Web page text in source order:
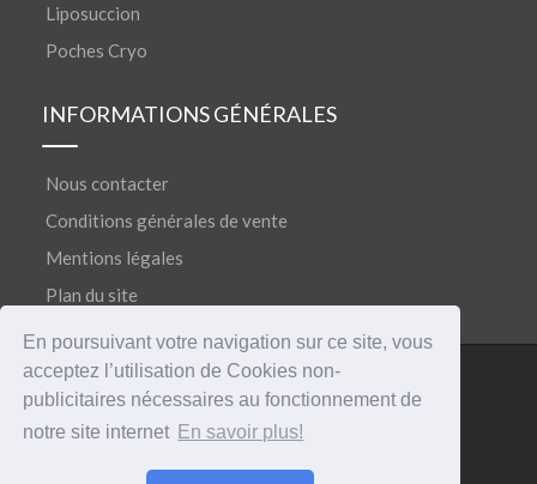
En poursuivant votre navigation sur ce site, vous
acceptez l’utilisation de Cookies non-
publicitaires nécessaires au fonctionnement de
notre site internet En savoir plus!
Liposuccion
Poches Cryo
INFORMATIONS GÉNÉRALES
Nous contacter
Conditions générales de vente
Mentions légales
Plan du site
Copyright 2018©CERECARE® • Tous droits réservés